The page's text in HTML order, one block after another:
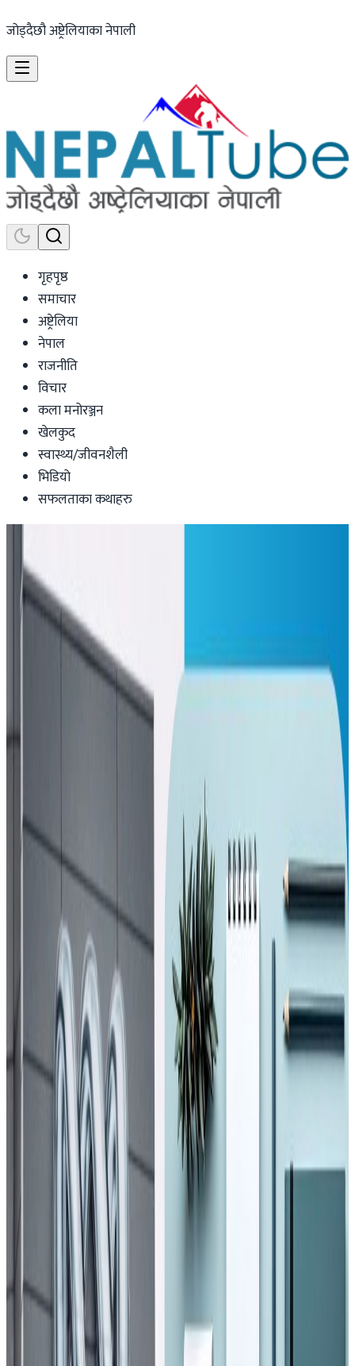
जोड्दैछौ अष्ट्रेलियाका नेपाली
गृहपृष्ठ
समाचार
अष्ट्रेलिया
नेपाल
राजनीति
विचार
कला मनोरञ्जन
खेलकुद
स्वास्थ्य/जीवनशैली
भिडियो
सफलताका कथाहरु
६४ जना कोरोना संक्रमित आईसीयू र
भेन्टिलेटरमा, महामारीले नेपालको स्वास्थ्यसेवा
प्रभावित हुने चिन्ता
nepaltube
Saturday, 2020 August 8 / 4:32 pm
अ+